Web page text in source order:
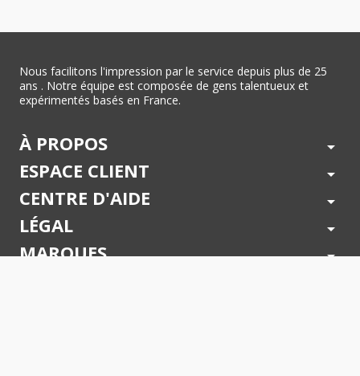
Nous facilitons l'impression par le service depuis plus de 25
ans . Notre équipe est composée de gens talentueux et
expérimentés basés en France.
À PROPOS arrow_drop_down
ESPACE CLIENT arrow_drop_down
CENTRE D'AIDE arrow_drop_down
LÉGAL arrow_drop_down
MARQUES arrow_drop_down